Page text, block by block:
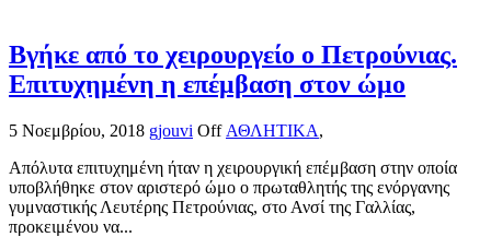
Βγήκε από το χειρουργείο ο Πετρούνιας.
Επιτυχημένη η επέμβαση στον ώμο
5 Νοεμβρίου, 2018 gjouvi Off ΑΘΛΗΤΙΚΑ,
Απόλυτα επιτυχημένη ήταν η χειρουργική επέμβαση στην οποία
υποβλήθηκε στον αριστερό ώμο ο πρωταθλητής της ενόργανης
γυμναστικής Λευτέρης Πετρούνιας, στο Ανσί της Γαλλίας,
προκειμένου να...